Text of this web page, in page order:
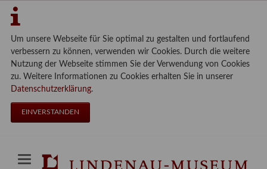
Um unsere Webseite für Sie optimal zu gestalten und fortlaufend
verbessern zu können, verwenden wir Cookies. Durch die weitere
Nutzung der Webseite stimmen Sie der Verwendung von Cookies
zu. Weitere Informationen zu Cookies erhalten Sie in unserer
Datenschutzerklärung.
EINVERSTANDEN